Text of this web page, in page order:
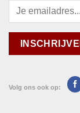
Volg ons ook op: